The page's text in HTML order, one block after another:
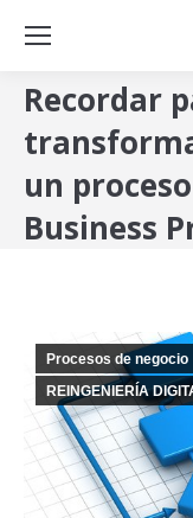
Recordar
un
Business
Procesos de negocio
REINGENIERÍA